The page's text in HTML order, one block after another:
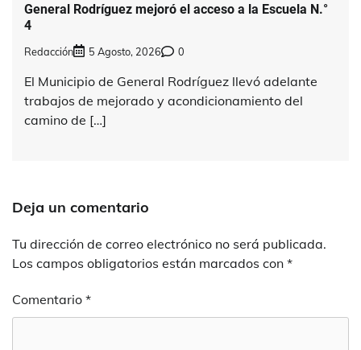
General Rodríguez mejoró el acceso a la Escuela N.°
4
Redacción 5 Agosto, 2026 0
El Municipio de General Rodríguez llevó adelante
trabajos de mejorado y acondicionamiento del
camino de […]
Deja un comentario
Tu dirección de correo electrónico no será publicada.
Los campos obligatorios están marcados con *
Comentario *